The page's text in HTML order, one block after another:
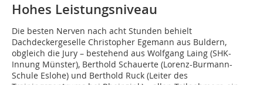
Hohes Leistungsniveau
Die besten Nerven nach acht Stunden behielt
Dachdeckergeselle Christopher Egemann aus Buldern,
obgleich die Jury – bestehend aus Wolfgang Laing (SHK-
Innung Münster), Berthold Schauerte (Lorenz-Burmann-
Schule Eslohe) und Berthold Ruck (Leiter des